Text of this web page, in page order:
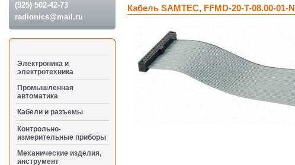
Кабель SAMTEC, FFMD-20-T-08.00-01-N
(925) 502-42-73
radionics@mail.ru
Электроника и
электротехника
Промышленная
автоматика
Кабели и разъемы
Контрольно-
измерительные приборы
Механические изделия,
инструмент